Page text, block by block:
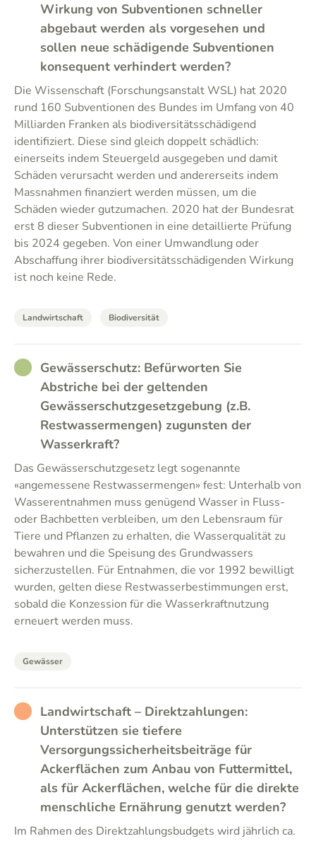
Wirkung von Subventionen schneller
abgebaut werden als vorgesehen und
sollen neue schädigende Subventionen
konsequent verhindert werden?
Die Wissenschaft (Forschungsanstalt WSL) hat 2020
rund 160 Subventionen des Bundes im Umfang von 40
Milliarden Franken als biodiversitätsschädigend
identifiziert. Diese sind gleich doppelt schädlich:
einerseits indem Steuergeld ausgegeben und damit
Schäden verursacht werden und andererseits indem
Massnahmen finanziert werden müssen, um die
Schäden wieder gutzumachen. 2020 hat der Bundesrat
erst 8 dieser Subventionen in eine detaillierte Prüfung
bis 2024 gegeben. Von einer Umwandlung oder
Abschaffung ihrer biodiversitätsschädigenden Wirkung
ist noch keine Rede.
Landwirtschaft Biodiversität
RATHER_GOOD
Gewässerschutz: Befürworten Sie
Abstriche bei der geltenden
Gewässerschutzgesetzgebung (z.B.
Restwassermengen) zugunsten der
Wasserkraft?
Das Gewässerschutzgesetz legt sogenannte
«angemessene Restwassermengen» fest: Unterhalb von
Wasserentnahmen muss genügend Wasser in Fluss-
oder Bachbetten verbleiben, um den Lebensraum für
Tiere und Pflanzen zu erhalten, die Wasserqualität zu
bewahren und die Speisung des Grundwassers
sicherzustellen. Für Entnahmen, die vor 1992 bewilligt
wurden, gelten diese Restwasserbestimmungen erst,
sobald die Konzession für die Wasserkraftnutzung
erneuert werden muss.
Gewässer
RATHER_BAD
Landwirtschaft – Direktzahlungen:
Unterstützen sie tiefere
Versorgungssicherheitsbeiträge für
Ackerflächen zum Anbau von Futtermittel,
als für Ackerflächen, welche für die direkte
menschliche Ernährung genutzt werden?
Im Rahmen des Direktzahlungsbudgets wird jährlich ca.